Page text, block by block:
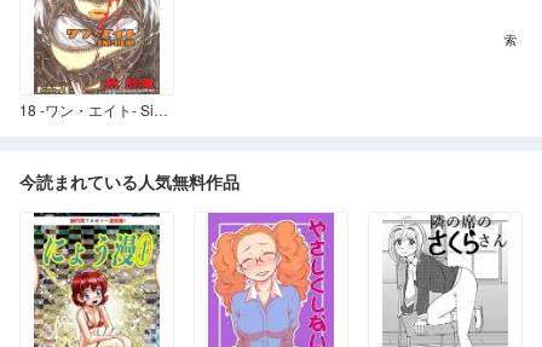
18 -ワン・エイト- Side-A
今読まれている人気無料作品